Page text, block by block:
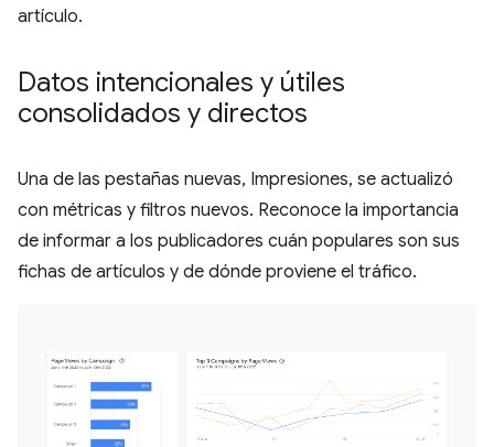
artículo.
Datos intencionales y útiles
consolidados y directos
Una de las pestañas nuevas, Impresiones, se actualizó
con métricas y filtros nuevos. Reconoce la importancia
de informar a los publicadores cuán populares son sus
fichas de artículos y de dónde proviene el tráfico.